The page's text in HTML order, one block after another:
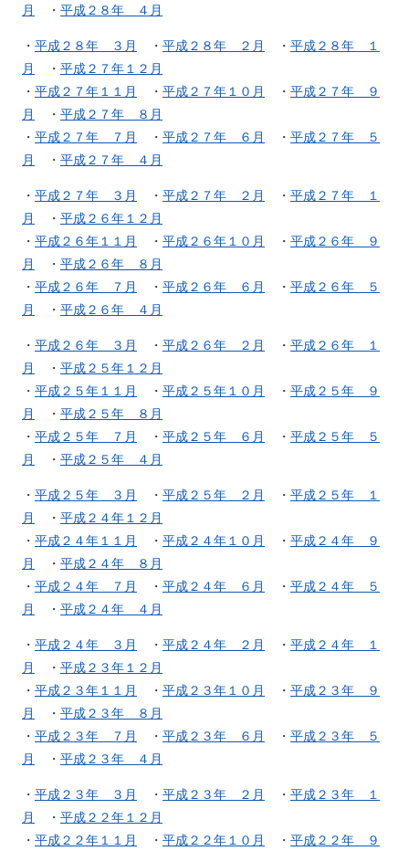
月 ・ 平成２８年 ４月
・ 平成２８年 ３月 ・ 平成２８年 ２月 ・ 平成２８年 １
月
・ 平成２７年１２月
・ 平成２７年１１月 ・ 平成２７年１０月 ・ 平成２７年 ９
月
・ 平成２７年 ８月
・ 平成２７年 ７月 ・ 平成２７年 ６月 ・ 平成２７年 ５
月
・ 平成２７年 ４月
・ 平成２７年 ３月 ・ 平成２７年 ２月 ・ 平成２７年 １
月
・ 平成２６年１２月
・ 平成２６年１１月 ・ 平成２６年１０月 ・ 平成２６年 ９
月
・ 平成２６年 ８月
・ 平成２６年 ７月 ・ 平成２６年 ６月 ・ 平成２６年 ５
月
・ 平成２６年 ４月
・ 平成２６年 ３月 ・ 平成２６年 ２月 ・ 平成２６年 １
月
・ 平成２５年１２月
・ 平成２５年１１月 ・ 平成２５年１０月 ・ 平成２５年 ９
月
・ 平成２５年 ８月
・ 平成２５年 ７月 ・ 平成２５年 ６月 ・ 平成２５年 ５
月
・ 平成２５年 ４月
・ 平成２５年 ３月 ・ 平成２５年 ２月 ・ 平成２５年 １
月
・ 平成２４年１２月
・ 平成２４年１１月 ・ 平成２４年１０月 ・ 平成２４年 ９
月
・ 平成２４年 ８月
・ 平成２４年 ７月 ・ 平成２４年 ６月 ・ 平成２４年 ５
月
・ 平成２４年 ４月
・ 平成２４年 ３月 ・ 平成２４年 ２月 ・ 平成２４年 １
月
・ 平成２３年１２月
・ 平成２３年１１月 ・ 平成２３年１０月 ・ 平成２３年 ９
月
・ 平成２３年 ８月
・ 平成２３年 ７月 ・ 平成２３年 ６月 ・ 平成２３年 ５
月
・ 平成２３年 ４月
・ 平成２３年 ３月 ・ 平成２３年 ２月 ・ 平成２３年 １
月
・ 平成２２年１２月
・ 平成２２年１１月 ・ 平成２２年１０月 ・ 平成２２年 ９